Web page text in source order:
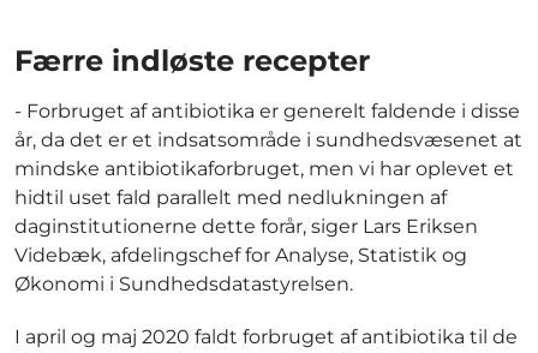
Færre indløste recepter
- Forbruget af antibiotika er generelt faldende i disse
år, da det er et indsatsområde i sundhedsvæsenet at
mindske antibiotikaforbruget, men vi har oplevet et
hidtil uset fald parallelt med nedlukningen af
daginstitutionerne dette forår, siger Lars Eriksen
Videbæk, afdelingschef for Analyse, Statistik og
Økonomi i Sundhedsdatastyrelsen.
I april og maj 2020 faldt forbruget af antibiotika til de